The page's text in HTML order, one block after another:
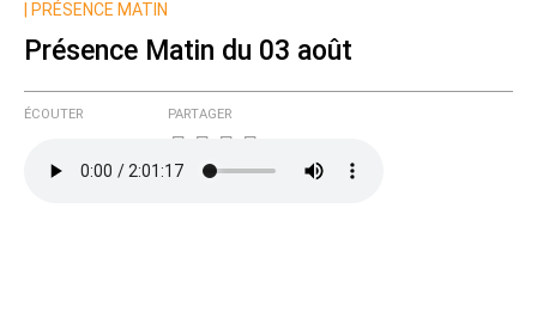
PRÉSENCE MATIN
Présence Matin du 03 août
ÉCOUTER PARTAGER